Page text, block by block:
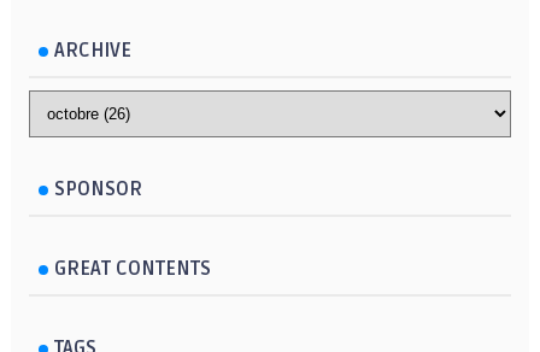
ARCHIVE
SPONSOR
GREAT CONTENTS